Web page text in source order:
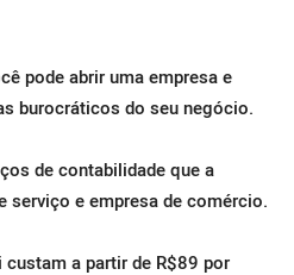
pode abrir uma empresa e
burocráticos do seu negócio.
de contabilidade que a
serviço e empresa de comércio.
a partir de R$89 por